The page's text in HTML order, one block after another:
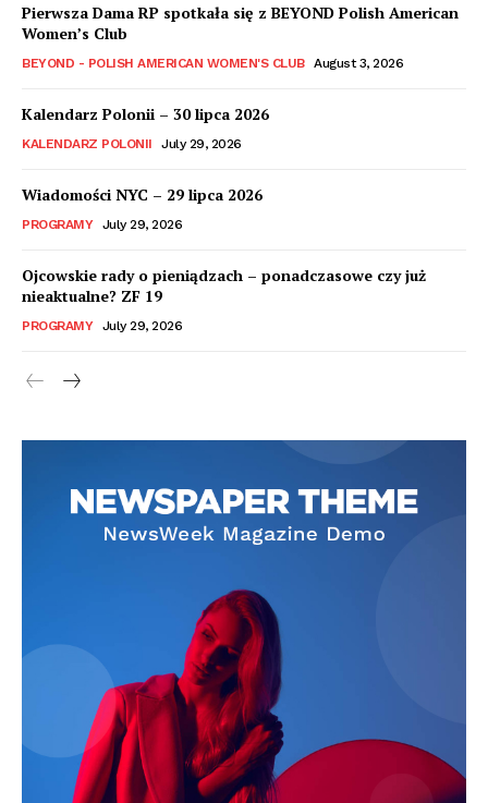
Pierwsza Dama RP spotkała się z BEYOND Polish American
Women’s Club
BEYOND - POLISH AMERICAN WOMEN'S CLUB August 3, 2026
Kalendarz Polonii – 30 lipca 2026
KALENDARZ POLONII July 29, 2026
Wiadomości NYC – 29 lipca 2026
PROGRAMY July 29, 2026
Ojcowskie rady o pieniądzach – ponadczasowe czy już
nieaktualne? ZF 19
PROGRAMY July 29, 2026